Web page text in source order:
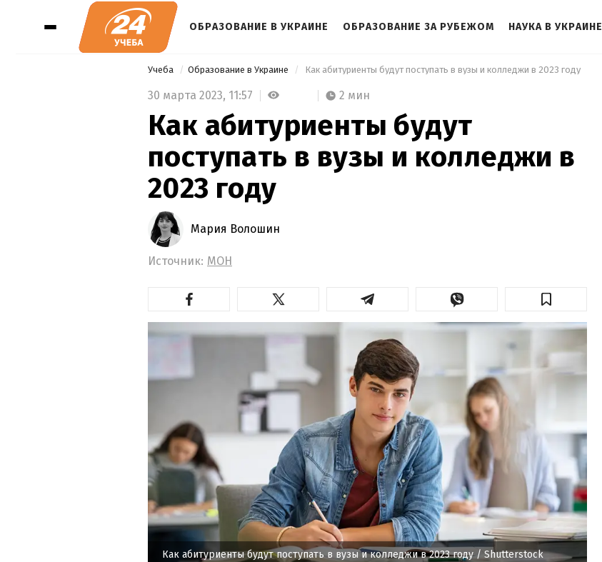
ОБРАЗОВАНИЕ В УКРАИНЕ ОБРАЗОВАНИЕ ЗА РУБЕЖОМ НАУКА В УКРАИНЕ
Учеба Образование в Украине Как абитуриенты будут поступать в вузы и колледжи в 2023 году
30 марта 2023, 11:57 2 мин
Как абитуриенты будут
поступать в вузы и колледжи в
2023 году
Мария Волошин
Источник: МОН
Как абитуриенты будут поступать в вузы и колледжи в 2023 году/ Shutterstock